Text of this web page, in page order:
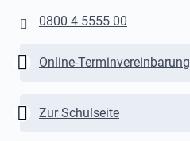
0800 4 5555 00
Wichtig:
Online-Terminvereinbarung
Wichtig:
Zur Schulseite